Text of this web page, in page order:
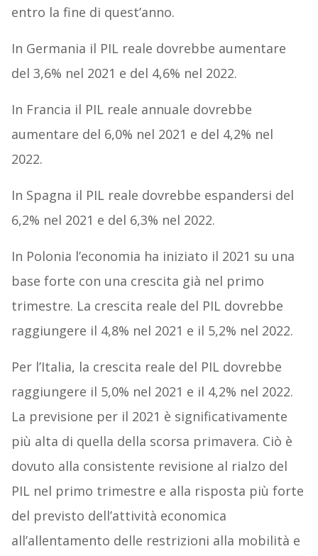
entro la fine di quest’anno.
In Germania il PIL reale dovrebbe aumentare
del 3,6% nel 2021 e del 4,6% nel 2022.
In Francia il PIL reale annuale dovrebbe
aumentare del 6,0% nel 2021 e del 4,2% nel
2022.
In Spagna il PIL reale dovrebbe espandersi del
6,2% nel 2021 e del 6,3% nel 2022.
In Polonia l’economia ha iniziato il 2021 su una
base forte con una crescita già nel primo
trimestre. La crescita reale del PIL dovrebbe
raggiungere il 4,8% nel 2021 e il 5,2% nel 2022.
Per l’Italia, la crescita reale del PIL dovrebbe
raggiungere il 5,0% nel 2021 e il 4,2% nel 2022.
La previsione per il 2021 è significativamente
più alta di quella della scorsa primavera. Ciò è
dovuto alla consistente revisione al rialzo del
PIL nel primo trimestre e alla risposta più forte
del previsto dell’attività economica
all’allentamento delle restrizioni alla mobilità e